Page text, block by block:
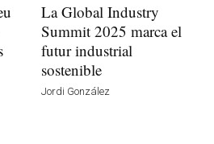
La Global Industry
Summit 2025 marca el
futur industrial
sostenible
Jordi González